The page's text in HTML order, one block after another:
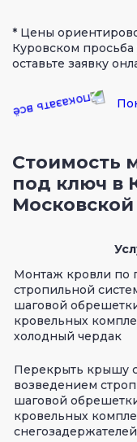
* Цены
Куровском просьба
оставьте заявку
Стоимость
под ключ в
Монтаж кровли по
стропильной
шаговой
кровельных
холодный чердак
Перекрыть крышу
возведением
шаговой
кровельных